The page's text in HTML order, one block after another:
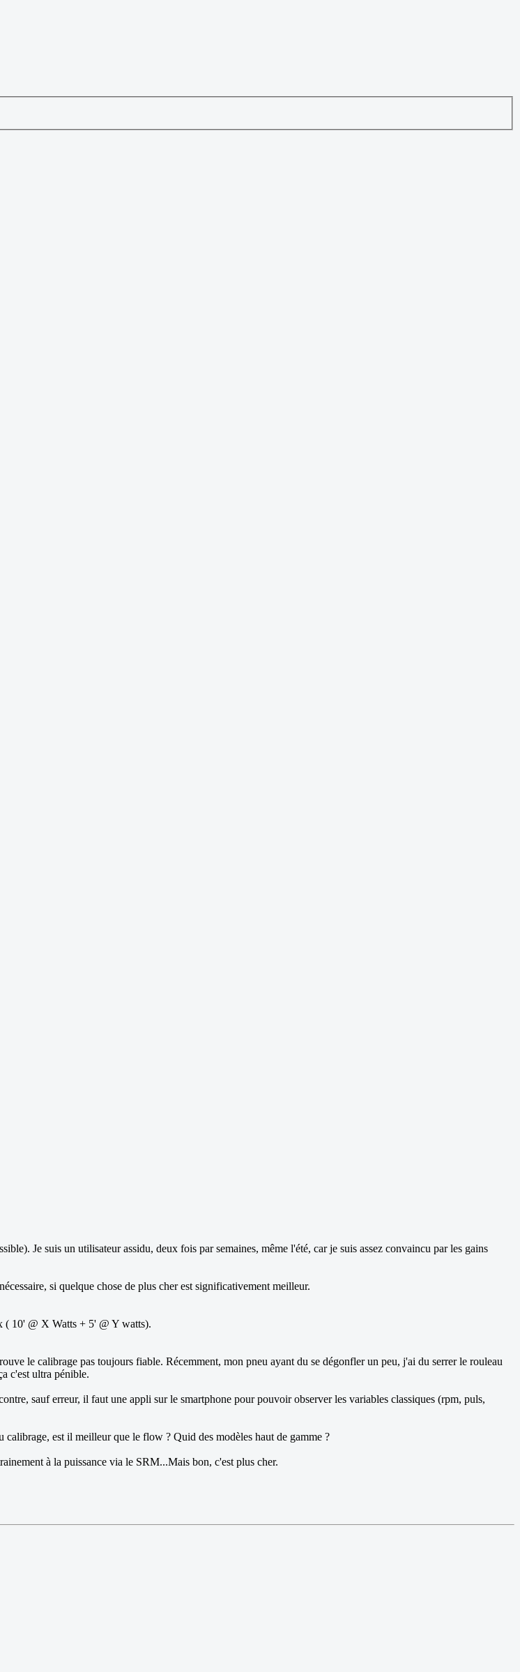
Je suis un utilisateur assidu, deux fois par semaines, même l'été, car je suis assez convaincu par les gains
si quelque chose de plus cher est significativement meilleur.
( 10' @ X Watts + 5' @ Y watts).
le calibrage pas toujours fiable. Récemment, mon pneu ayant du se dégonfler un peu, j'ai du serrer le rouleau
c'est ultra pénible.
sauf erreur, il faut une appli sur le smartphone pour pouvoir observer les variables classiques (rpm, puls,
est il meilleur que le flow ? Quid des modèles haut de gamme ?
à la puissance via le SRM...Mais bon, c'est plus cher.